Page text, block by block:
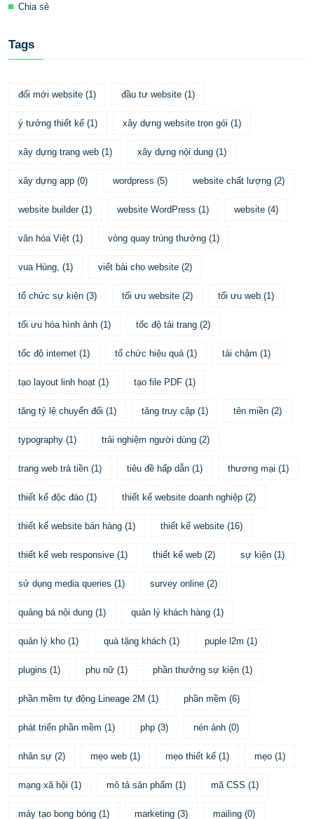
Chia sẻ
Tags
đổi mới website (1 ) đầu tư website (1 )
ý tưởng thiết kế (1 ) xây dựng website trọn gói (1 )
xây dựng trang web (1 ) xây dựng nội dung (1 )
xây dựng app (0) wordpress (5) website chất lượng (2)
website builder (1 ) website WordPress (1 ) website (4)
văn hóa Việt (1 ) vòng quay trúng thưởng (1 )
vua Hùng, (1 ) viết bài cho website (2)
tổ chức sự kiện (3) tối ưu website (2) tối ưu web (1 )
tối ưu hóa hình ảnh (1 ) tốc độ tải trang (2)
tốc độ internet (1 ) tố chức hiệu quả (1 ) tải chậm (1 )
tạo layout linh hoạt (1 ) tạo file PDF (1 )
tăng tỷ lệ chuyển đổi (1 ) tăng truy cập (1 ) tên miền (2)
typography (1 ) trải nghiệm người dùng (2)
trang web trả tiền (1 ) tiêu đề hấp dẫn (1 ) thương mại (1 )
thiết kế độc đáo (1 ) thiết kế website doanh nghiệp (2)
thiết kế website bán hàng (1 ) thiết kế website (16)
thiết kế web responsive (1 ) thiết kế web (2) sự kiện (1 )
sử dụng media queries (1 ) survey online (2)
quảng bá nội dung (1 ) quản lý khách hàng (1 )
quản lý kho (1 ) quà tặng khách (1 ) puple l2m (1 )
plugins (1 ) phụ nữ (1 ) phần thưởng sự kiện (1 )
phần mềm tự động Lineage 2M (1 ) phần mềm (6)
phát triển phần mềm (1 ) php (3) nén ảnh (0)
nhân sự (2) mẹo web (1 ) mẹo thiết kế (1 ) mẹo (1 )
mạng xã hội (1 ) mô tả sản phẩm (1 ) mã CSS (1 )
máy tạo bong bóng (1 ) marketing (3) mailing (0)